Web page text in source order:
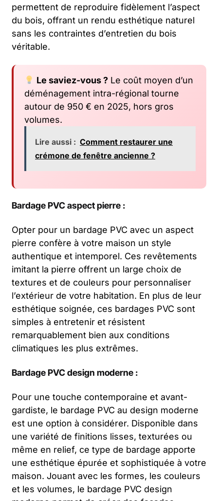
permettent de reproduire fidèlement l’aspect
du bois, offrant un rendu esthétique naturel
sans les contraintes d’entretien du bois
véritable.
Le saviez-vous ?Le coût moyen d’un
déménagement intra-régional tourne
autour de 950 € en 2025, hors gros
volumes.
Lire aussi : Comment restaurer une
crémone de fenêtre ancienne ?
Bardage PVC aspect pierre :
Opter pour un bardage PVC avec un aspect
pierre confère à votre maison un style
authentique et intemporel. Ces revêtements
imitant la pierre offrent un large choix de
textures et de couleurs pour personnaliser
l’extérieur de votre habitation. En plus de leur
esthétique soignée, ces bardages PVC sont
simples à entretenir et résistent
remarquablement bien aux conditions
climatiques les plus extrêmes.
Bardage PVC design moderne :
Pour une touche contemporaine et avant-
gardiste, le bardage PVC au design moderne
est une option à considérer. Disponible dans
une variété de finitions lisses, texturées ou
même en relief, ce type de bardage apporte
une esthétique épurée et sophistiquée à votre
maison. Jouant avec les formes, les couleurs
et les volumes, le bardage PVC design